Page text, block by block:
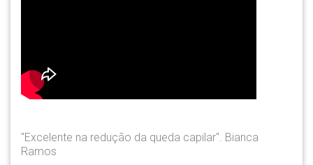
"Excelente na redução da queda capilar". Bianca
Ramos